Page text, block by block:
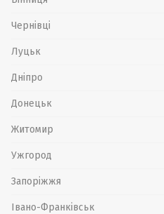
Чернівці
Луцьк
Дніпро
Донецьк
Житомир
Ужгород
Запоріжжя
Івано-Франківськ